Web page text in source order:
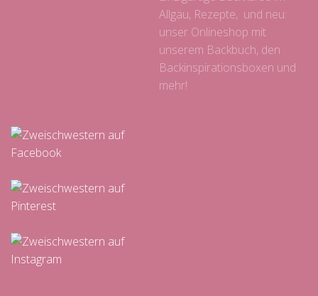
Allgäu, Rezepte, und neu:
unser Onlineshop mit
unserem Backbuch, den
Backinspirationsboxen und
mehr!